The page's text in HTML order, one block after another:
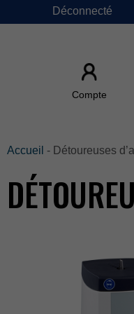
Déconnecté
Compte
Accueil -